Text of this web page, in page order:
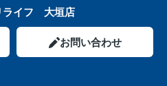
ライフ 大垣店
お問い合わせ